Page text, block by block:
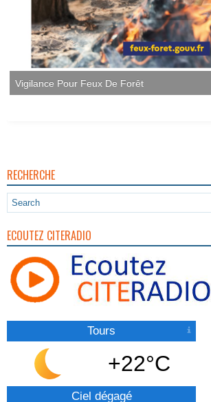
Vigilance Pour Feux De Forêt
RECHERCHE
ECOUTEZ CITERADIO
Tours
+22°C
Ciel dégagé